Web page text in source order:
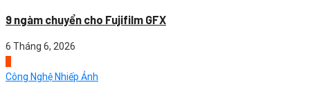
9 ngàm chuyển cho Fujifilm GFX
6 Tháng 6, 2026
Công Nghệ Nhiếp Ảnh